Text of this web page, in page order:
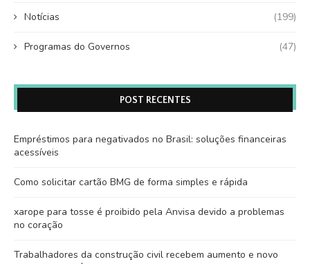
Notícias (199)
Programas do Governos (47)
POST RECENTES
Empréstimos para negativados no Brasil: soluções financeiras
acessíveis
Como solicitar cartão BMG de forma simples e rápida
xarope para tosse é proibido pela Anvisa devido a problemas
no coração
Trabalhadores da construção civil recebem aumento e novo